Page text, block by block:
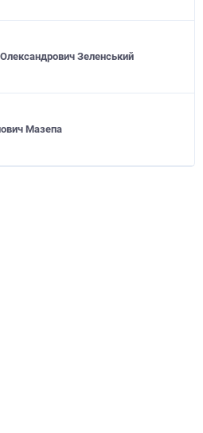
Зеленський
Мазепа